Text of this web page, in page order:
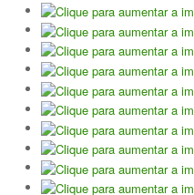
Galeria 2017
Masters Revor 2017
Galeria 2015
Torneio Jovens Esperanças VII
Torneio Super Jovem V
Torneio Jovens Esperanças VI